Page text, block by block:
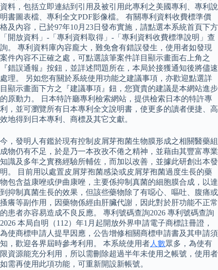
資料，包括立即連結到引用及被引用此專利之美國專利、專利說
明書圖表檔、專利全文PDF影像檔。 有關專利資料收費標準價
格及內容，已於97年10月23日發布實施，請點選本系統首頁下方
「開放資料」-「專利資料取得」-「專利資料收費標準說明」查
詢。 專利資料庫內容龐大，難免會有錯誤發生，使用者如發現
案件內容不正確之處，可點選該筆案件詳目顯示畫面右上角之
『錯誤通報』按鈕，並詳述問題所在，本局於接獲通知後將儘速
處理。 另如您有關於系統使用功能之建議事項，亦歡迎點選詳
目顯示畫面下方之『建議事項』鈕，您寶貴的建議是本網站進步
的原動力。 日本特許廳專利檢索網站，提供檢索日本的特許專
利，並可瀏覽所有日本專利全文說明書，使更多的讀者便捷、高
效地得到日本專利、商標及其它文獻。
今，發明人有鑑於現有控制皮屑芽孢菌生物膜形成之相關醫藥組
成物仍有不足，於是乃一本孜孜不倦之精神，並藉由其豐富專業
知識及多年之實務經驗所輔佐，而加以改善，並據此研創出本發
明。 目前用以處置皮屑芽孢菌感染或皮屑芽孢菌過度生長的藥
物包含益康唑或伊曲康唑，主要係抑制真菌的細胞膜合成，以達
到抑制真菌生長的效果，但該些藥物除了有噁心、嘔吐、腹痛或
搔癢等副作用，因藥物係經由肝臟代謝，因此對於肝功能不正常
的患者亦容易造成不良反應。 專利號碼查詢2026 專利號碼查詢
2026 本局自明（112）年1月起開放外界申請電子商標註冊證，
為使商標申請人提早因應，公告增修相關商標申請書及其申請須
知，歡迎各界屆時參考利用。 本系統使用者人數眾多，為使有
限資源能充分利用，所以需刪除超過半年未使用之帳號，使用者
如需再使用此項功能，可重新開設新帳號。